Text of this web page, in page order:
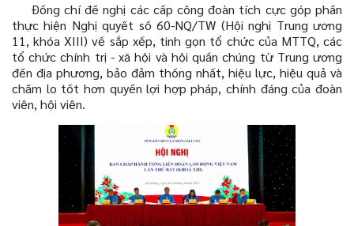
Đồng chí đề nghị các cấp công đoàn tích cực góp phần
thực hiện Nghị quyết số 60-NQ/TW (Hội nghị Trung ương
11, khóa XIII) về sắp xếp, tinh gọn tổ chức của MTTQ, các
tổ chức chính trị - xã hội và hội quần chúng từ Trung ương
đến địa phương, bảo đảm thống nhất, hiệu lực, hiệu quả và
chăm lo tốt hơn quyền lợi hợp pháp, chính đáng của đoàn
viên, hội viên.